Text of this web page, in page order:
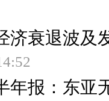
济衰退波及
年报：东亚